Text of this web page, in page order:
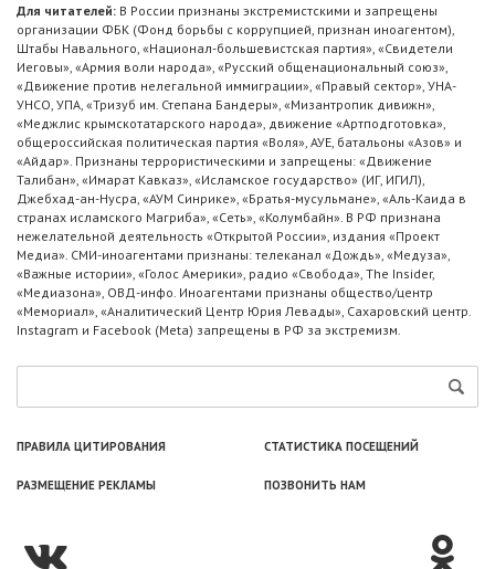
Для читателей: В России признаны экстремистскими и запрещены
организации ФБК (Фонд борьбы с коррупцией, признан иноагентом),
Штабы Навального, «Национал-большевистская партия», «Свидетели
Иеговы», «Армия воли народа», «Русский общенациональный союз»,
«Движение против нелегальной иммиграции», «Правый сектор», УНА-
УНСО, УПА, «Тризуб им. Степана Бандеры», «Мизантропик дивижн»,
«Меджлис крымскотатарского народа», движение «Артподготовка»,
общероссийская политическая партия «Воля», АУЕ, батальоны «Азов» и
«Айдар». Признаны террористическими и запрещены: «Движение
Талибан», «Имарат Кавказ», «Исламское государство» (ИГ, ИГИЛ),
Джебхад-ан-Нусра, «АУМ Синрике», «Братья-мусульмане», «Аль-Каида в
странах исламского Магриба», «Сеть», «Колумбайн». В РФ признана
нежелательной деятельность «Открытой России», издания «Проект
Медиа». СМИ-иноагентами признаны: телеканал «Дождь», «Медуза»,
«Важные истории», «Голос Америки», радио «Свобода», The Insider,
«Медиазона», ОВД-инфо. Иноагентами признаны общество/центр
«Мемориал», «Аналитический Центр Юрия Левады», Сахаровский центр.
Instagram и Facebook (Metа) запрещены в РФ за экстремизм.
ПРАВИЛА ЦИТИРОВАНИЯ СТАТИСТИКА ПОСЕЩЕНИЙ
РАЗМЕЩЕНИЕ РЕКЛАМЫ ПОЗВОНИТЬ НАМ